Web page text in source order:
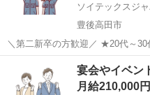
ソイテックスジ
豊後高田市
＼第二新卒の方歓迎／ ★20代～30代
葉・ケール等、乾燥粉末原料の営業をお任
る「大麦若葉」「ケール」「明日
を販売します。また、それら青...
豊後高田市 営業
宴会やイベン
月給210,000円